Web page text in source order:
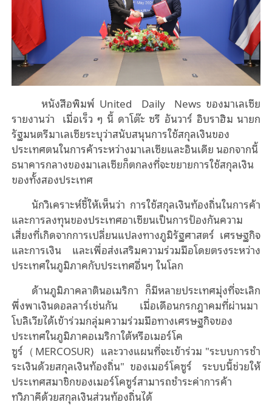
หนังสือพิมพ์ United Daily News ของมาเลเซีย
รายงานว่า เมื่อเร็ว ๆ นี้ ดาโต๊ะ ซรี อันวาร์ อิบราฮิมนายก
รัฐมนตรีมาเลเซียระบุว่าสนับสนุนการใช้สกุลเงินของ
ประเทศตนในการค้าระหว่างมาเลเซียและอินเดีย นอกจากนี้
ธนาคารกลางของมาเลเซียก็ตกลงที่จะขยายการใช้สกุลเงิน
ของทั้งสองประเทศ
นักวิเคราะห์ชี้ให้เห็นว่า การใช้สกุลเงินท้องถิ่นในการค้า
และการลงทุนของประเทศอาเซียนเป็นการป้องกันความ
เสี่ยงที่เกิดจากการเปลี่ยนแปลงทางภูมิรัฐศาสตร์ เศรษฐกิจ
และการเงิน และเพื่อส่งเสริมความร่วมมือโดยตรงระหว่าง
ประเทศในภูมิภาคกับประเทศอื่นๆ ในโลก
ด้านภูมิภาคลาตินอเมริกา ก็มีหลายประเทศมุ่งที่จะเลิก
พึ่งพาเงินดอลลาร์เช่นกัน เมื่อเดือนกรกฎาคมที่ผ่านมา
โบลิเวียได้เข้าร่วมกลุ่มความร่วมมือทางเศรษฐกิจของ
ประเทศในภูมิภาคอเมริกาใต้หรือเมอร์โค
ซูร์ （MERCOSUR) และวางแผนที่จะเข้าร่วม "ระบบการชํา
ระเงินด้วยสกุลเงินท้องถิ่น" ของเมอร์โคซูร์ ระบบนี้ช่วยให้
ประเทศสมาชิกของเมอร์โคซูร์สามารถชําระค่าการค้า
ทวิภาคีด้วยสกุลเงินส่วนท้องถิ่นได้